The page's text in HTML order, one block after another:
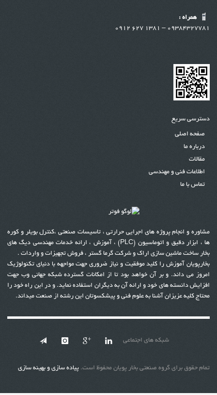
همراه :
09384327781 – 1381 627 0912
دسترسی سریع
صفحه اصلی
درباره ما
مقالات
اطلاعات فنی و مهندسی
تماس با ما
مشاوره و انجام پروژه های اجرایی حرارتی ، تاسیسات صنعتی ،کنترل بویلر و کوره
ها ، ابزار دقیق و اتوماسیون (PLC) ، آموزش ، ارائه خدمات مهندسی دیگ های
بخار ساخت ماشین سازی اراک و شرکت گرما گستر ، فروش تجهیزات و واردات .
بخارپویان آموزش را کلید موفقیت و نیاز ضروری جهت مواجهه با دنیای تکنولوژیک
امروز می داند. و بر آن خواهد بود تا از امکانات گسترده شبکه جهانی وب جهت
افزایش دانسته های خود و ارائه آن به دیگران استفاده نماید. و در این راه خود را
محتاج کلیه عزیزان آشنا به علوم فنی و پیشکسوتان این رشته از صنعت میداند.
شبکه های اجتماعی
تمام حقوق برای گروه صنعتی بخار پویان محفوظ است. پیاده سازی و بهینه سازی